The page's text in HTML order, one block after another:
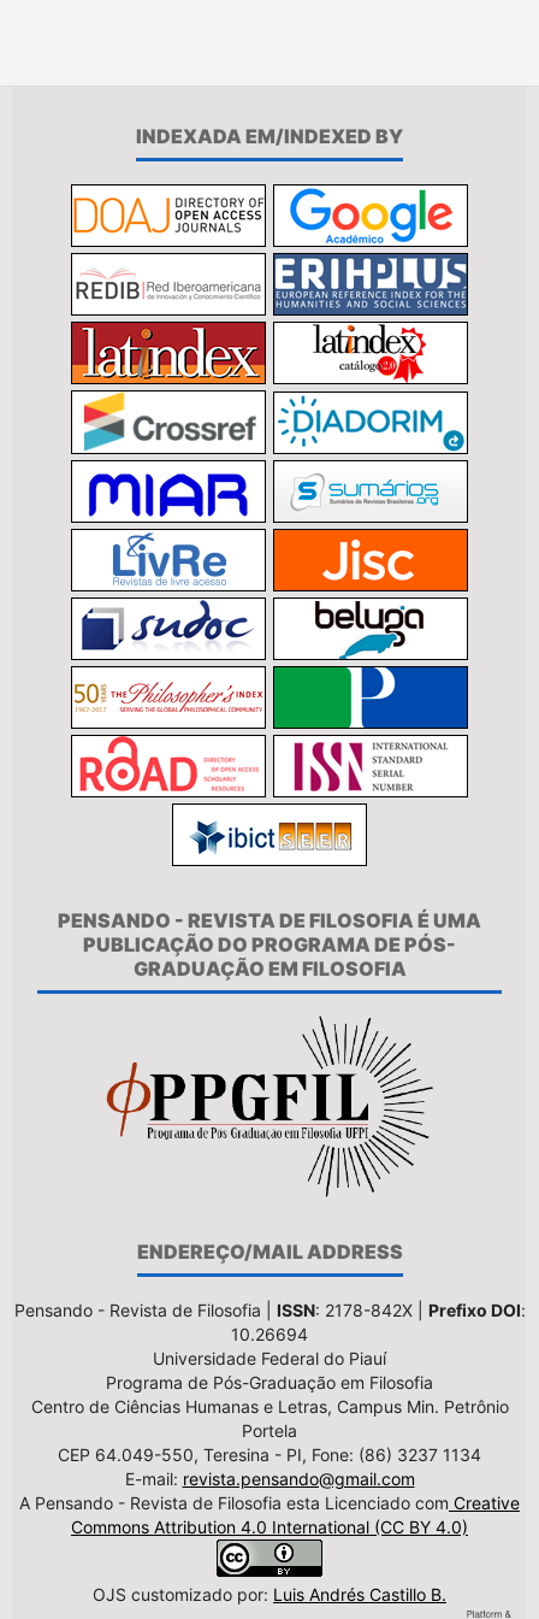
INDEXADA EM/INDEXED BY
PENSANDO - REVISTA DE FILOSOFIA É UMA
PUBLICAÇÃO DO PROGRAMA DE PÓS-
GRADUAÇÃO EM FILOSOFIA
ENDEREÇO/MAIL ADDRESS
Pensando - Revista de Filosofia | ISSN: 2178-842X | Prefixo DOI:
10.26694
Universidade Federal do Piauí
Programa de Pós-Graduação em Filosofia
Centro de Ciências Humanas e Letras, Campus Min. Petrônio
Portela
CEP 64.049-550, Teresina - PI, Fone: (86) 3237 1134
E-mail: revista.pensando@gmail.com
A Pensando - Revista de Filosofia esta Licenciado com Creative
Commons Attribution 4.0 International (CC BY 4.0)
OJS customizado por: Luis Andrés Castillo B.